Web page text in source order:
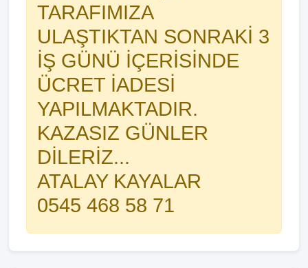
TARAFIMIZA
ULAŞTIKTAN SONRAKİ 3
İŞ GÜNÜ İÇERİSİNDE
ÜCRET İADESİ
YAPILMAKTADIR.
KAZASIZ GÜNLER
DİLERİZ...
ATALAY KAYALAR
0545 468 58 71